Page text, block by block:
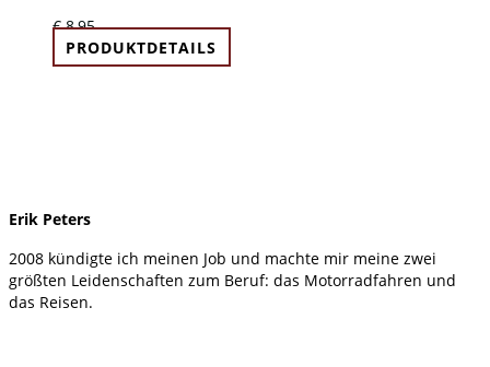
€8,95
PRODUKTDETAILS
Erik Peters
2008 kündigte ich meinen Job und machte mir meine zwei
größten Leidenschaften zum Beruf: das Motorradfahren und
das Reisen.